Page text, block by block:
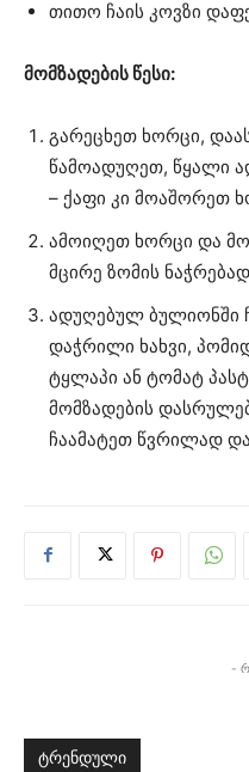
თითო ჩაის კოვზი
მომზადების წესი:
გარეცხეთ ხორცი,
წამოადუღეთ, წყალი
– ქაფი კი მოაშორეთ
ამოიღეთ ხორცი და
მცირე ზომის
ადუღებულ ბულიონში
დაჭრილი ხახვი,
ტყლაპი ან ტომატ
მომზადების
ჩაამატეთ წვრილად
-
ტრენდული